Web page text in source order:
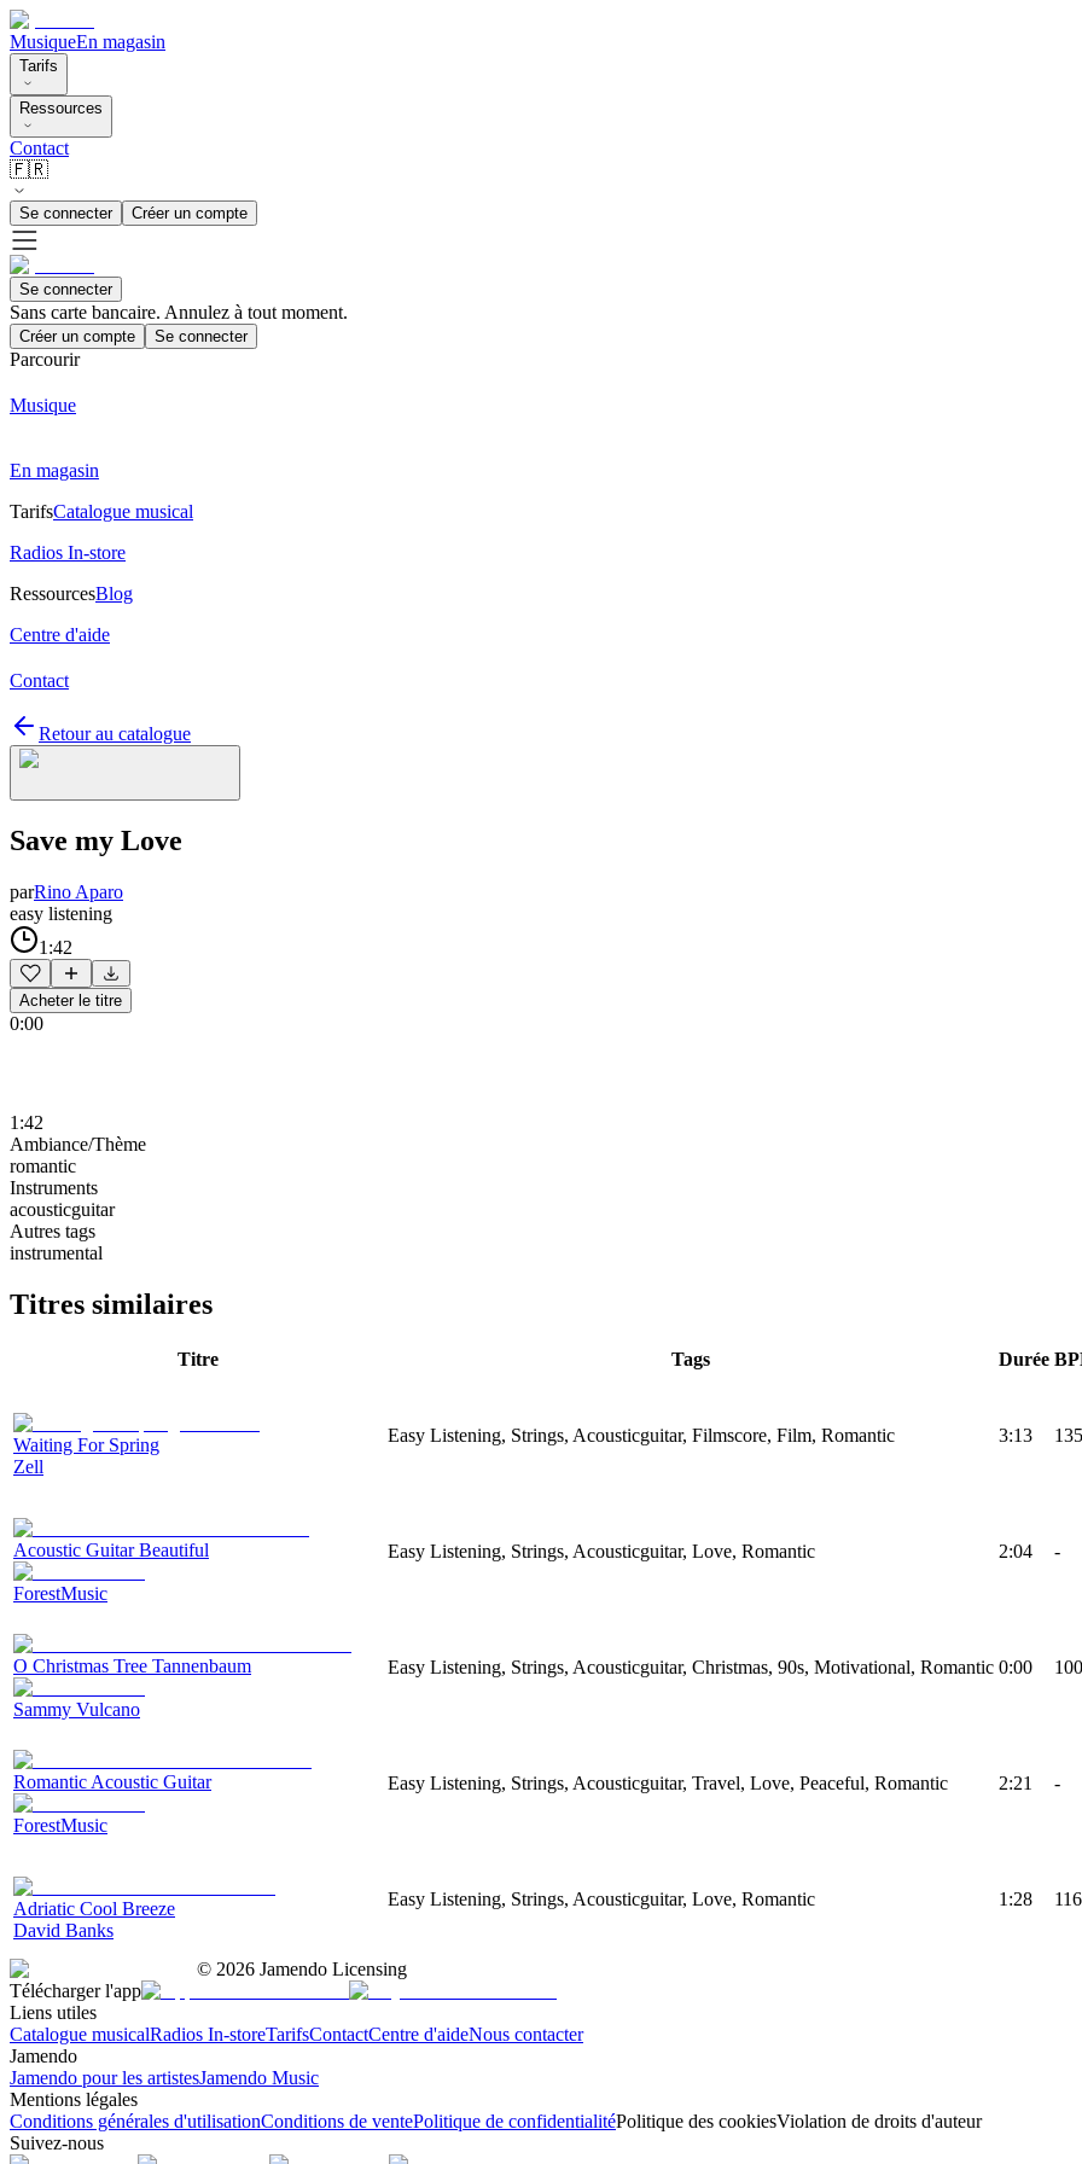
MusiqueEn magasin
Tarifs
Ressources
Contact
🇫🇷
Se connecter Créer un compte
Se connecter
Sans carte bancaire. Annulez à tout moment.
Créer un compte Se connecter
Parcourir
Musique
En magasin
TarifsCatalogue musical
Radios In-store
RessourcesBlog
Centre d'aide
Contact
Retour au catalogue
Save my Love
parRino Aparo
easy listening
1:42
Acheter le titre
0:00
1:42
Ambiance/Thème
romantic
Instruments
acousticguitar
Autres tags
instrumental
Titres similaires
Titre Tags Durée
Waiting For Spring
Zell
Easy Listening, Strings, Acousticguitar, Filmscore, Film, Romantic 3:13 135
Acoustic Guitar Beautiful
ForestMusic
Easy Listening, Strings, Acousticguitar, Love, Romantic 2:04 -
O Christmas Tree Tannenbaum
Sammy Vulcano
Easy Listening, Strings, Acousticguitar, Christmas, 90s, Motivational, Romantic 0:00 100
Romantic Acoustic Guitar
ForestMusic
Easy Listening, Strings, Acousticguitar, Travel, Love, Peaceful, Romantic 2:21 -
Adriatic Cool Breeze
David Banks
Easy Listening, Strings, Acousticguitar, Love, Romantic 1:28 116
© 2026 Jamendo Licensing
Télécharger l'app
Liens utiles
Catalogue musicalRadios In-storeTarifsContactCentre d'aideNous contacter
Jamendo
Jamendo pour les artistesJamendo Music
Mentions légales
Conditions générales d'utilisationConditions de ventePolitique de confidentialitéPolitique des cookiesViolation de droits d'auteur
Suivez-nous